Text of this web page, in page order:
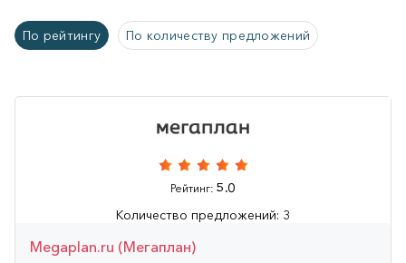
По рейтингу По количеству предложений
Рейтинг: 5.0
Количество предложений: 3
Megaplan.ru (Мегаплан)